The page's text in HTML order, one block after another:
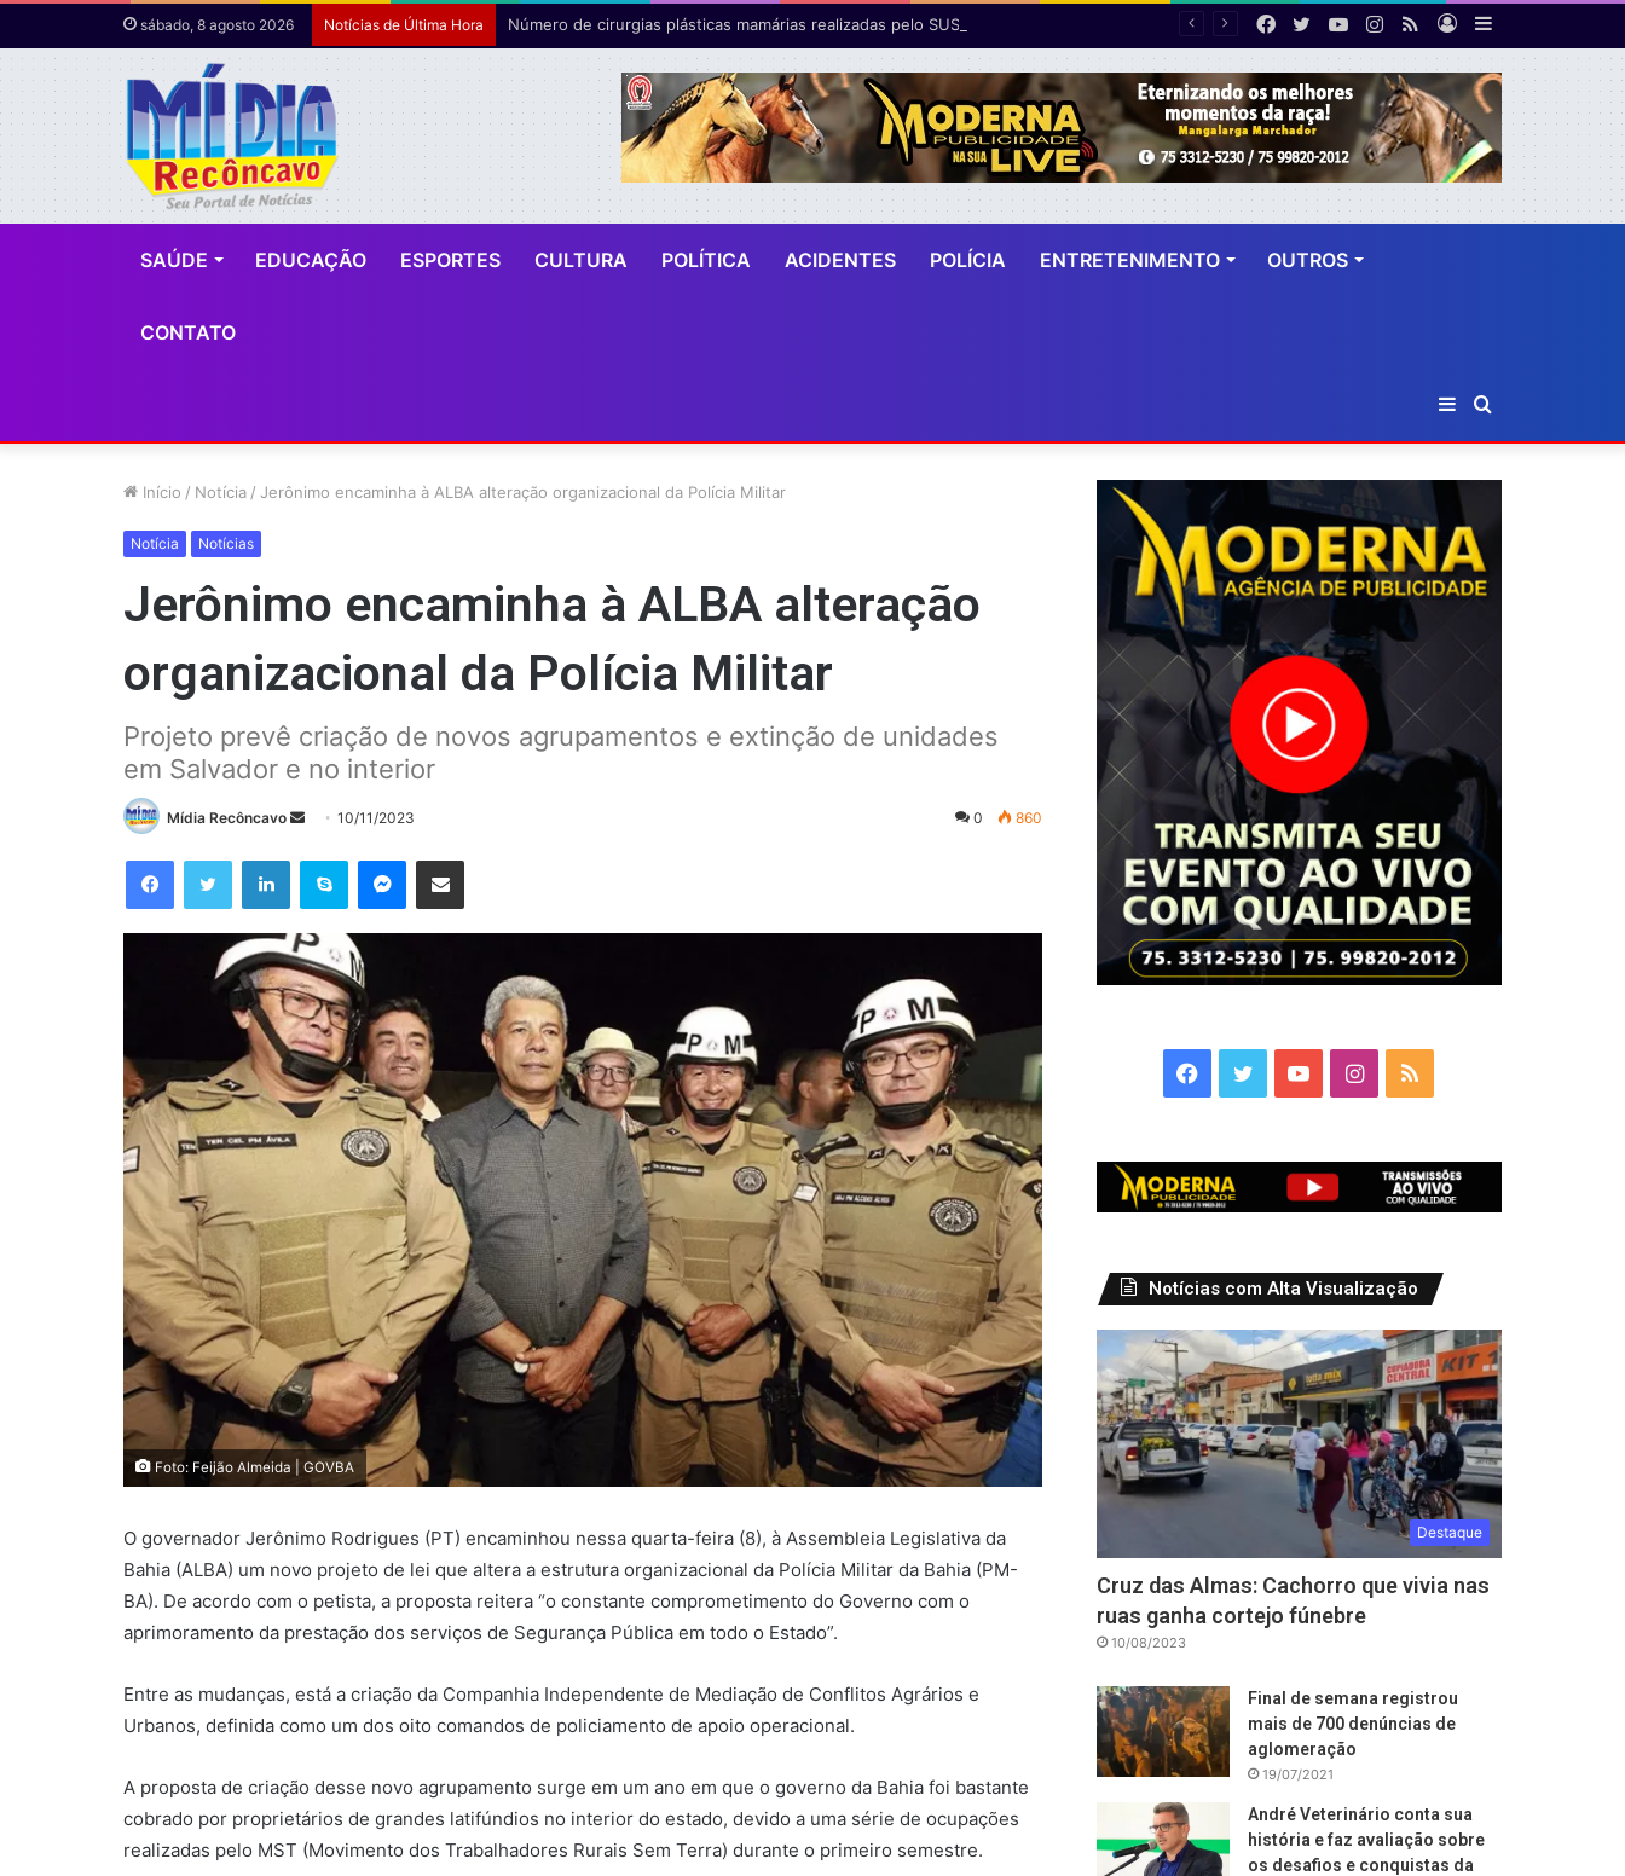
sábado, 8 agosto 2026 Notícias de Última Hora Número de cirurgias plásticas mamárias realizadas pelo SUS cresce 54% em dez anos
Barra
Lateral
Entrar
RSS
Instagram
YouTube
Twitter
Facebook
SAÚDE EDUCAÇÃO ESPORTES CULTURA POLÍTICA ACIDENTES POLÍCIA ENTRETENIMENTO OUTROS
CONTATO
por
Barra
Lateral
Início / Notícia / Jerônimo encaminha à ALBA alteração organizacional da Polícia Militar
Notícia Notícias
Jerônimo encaminha à ALBA alteração
organizacional da Polícia Militar
Projeto prevê criação de novos agrupamentos e extinção de unidades
em Salvador e no interior
Mídia Recôncavo
Mande
e-
10/11/2023 0 860
FacebookTwitter LinkedinSkype Messenger
Compartilhar via e-mail
Foto: Feijão Almeida | GOVBA
O governador Jerônimo Rodrigues (PT) encaminhou nessa quarta-feira (8), à Assembleia Legislativa da
Bahia (ALBA) um novo projeto de lei que altera a estrutura organizacional da Polícia Militar da Bahia (PM-
BA). De acordo com o petista, a proposta reitera “o constante comprometimento do Governo com o
aprimoramento da prestação dos serviços de Segurança Pública em todo o Estado”.
Entre as mudanças, está a criação da Companhia Independente de Mediação de Conflitos Agrários e
Urbanos, definida como um dos oito comandos de policiamento de apoio operacional.
A proposta de criação desse novo agrupamento surge em um ano em que o governo da Bahia foi bastante
cobrado por proprietários de grandes latifúndios no interior do estado, devido a uma série de ocupações
realizadas pelo MST (Movimento dos Trabalhadores Rurais Sem Terra) durante o primeiro semestre.
Facebook
TwitterYouTubeInstagram
RSS
Notícias com Alta Visualização
Destaque
Cruz das Almas: Cachorro que vivia nas
ruas ganha cortejo fúnebre
10/08/2023
Final de semana registrou
mais de 700 denúncias de
aglomeração
19/07/2021
André Veterinário conta sua
história e faz avaliação sobre
os desafios e conquistas da